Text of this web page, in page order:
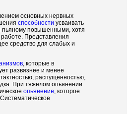
основных нервных
способности усваивать
пьяному повышенными, хотя
Представления
средство для слабых и
, которые в
развязнее и менее
распущенностью,
При тяжёлом опьянении
опьянение, которое